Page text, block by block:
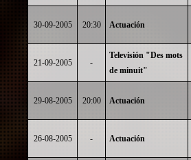
30-09-2005 20:30 Actuación
21-09-2005 -
Televisión "Des mots
de minuit"
29-08-2005 20:00 Actuación
26-08-2005 - Actuación